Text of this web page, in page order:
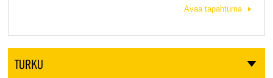
Avaa tapahtuma
TURKU